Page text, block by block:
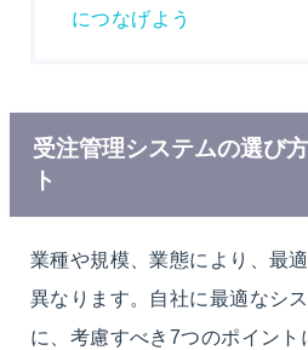
につなげよう
受注管理システムの選び
ト
業種や規模、業態により、最
異なります。 自社に最適なシ
に、考慮すべき 7つのポイント